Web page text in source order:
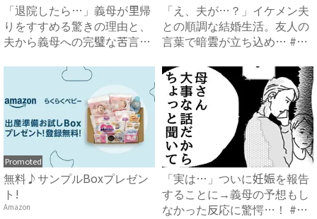
「退院したら…」義母が里帰
りをすすめる驚きの理由と、
夫から義母への完璧な苦言
「え、夫が…？」イケメン夫
との順調な結婚生活。友人の
言葉で暗雲が立ち込め… #
Promoted
無料♪サンプルBoxプレゼン
ト!
Amazon
「実は…」ついに妊娠を報告
することに→義母の予想もし
なかった反応に驚愕…！ #